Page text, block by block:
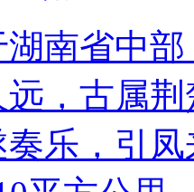
南省中
，古属
乐，引